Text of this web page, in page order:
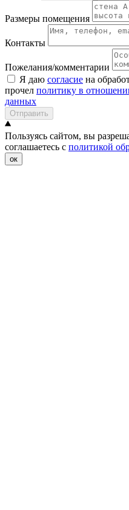
Размеры помещения
Контакты
Пожелания/комментарии
Я даю согласие на
прочел политику в
данных
Отправить
Пользуясь сайтом, вы
соглашаетесь с политикой
ок